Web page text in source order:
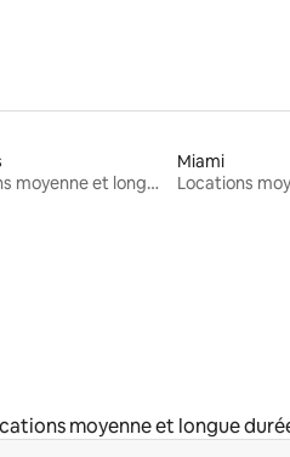
Locations moyenne et longue durée
Miami
moyenne et longue